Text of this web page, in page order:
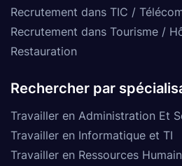
Recrutement dans TIC /
Recrutement dans Tourisme /
Restauration
Rechercher par
Travailler en Administration Et
Travailler en Informatique et TI
Travailler en Ressources